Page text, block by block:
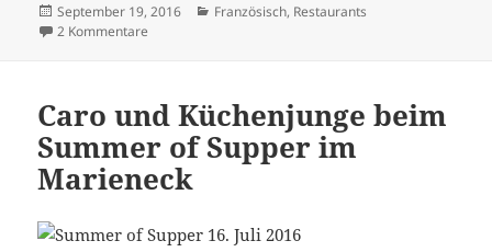
Veröffentlicht
am
September 19, 2016 Kategorien
Französisch, Restaurants
2 Kommentare
Caro und Küchenjunge beim
Summer of Supper im
Marieneck